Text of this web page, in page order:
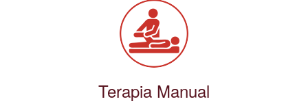
Terapia Manual